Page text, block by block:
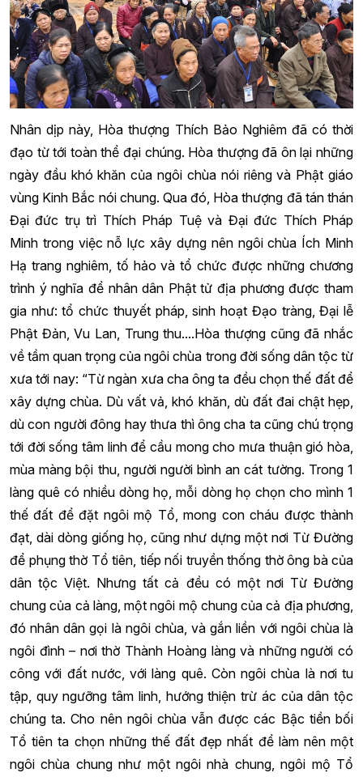
Nhân dịp này, Hòa thượng Thích Bảo Nghiêm đã có thời
đạo từ tới toàn thể đại chúng. Hòa thượng đã ôn lại những
ngày đầu khó khăn của ngôi chùa nói riêng và Phật giáo
vùng Kinh Bắc nói chung. Qua đó, Hòa thượng đã tán thán
Đại đức trụ trì Thích Pháp Tuệ và Đại đức Thích Pháp
Minh trong việc nỗ lực xây dựng nên ngôi chùa Ích Minh
Hạ trang nghiêm, tố hảo và tổ chức được những chương
trình ý nghĩa để nhân dân Phật tử địa phương được tham
gia như: tổ chức thuyết pháp, sinh hoạt Đạo tràng, Đại lễ
Phật Đản, Vu Lan, Trung thu....Hòa thượng cũng đã nhắc
về tầm quan trọng của ngôi chùa trong đời sống dân tộc từ
xưa tới nay: “Từ ngàn xưa cha ông ta đều chọn thế đất để
xây dựng chùa. Dù vất vả, khó khăn, dù đất đai chật hẹp,
dù con người đông hay thưa thì ông cha ta cũng chú trọng
tới đời sống tâm linh để cầu mong cho mưa thuận gió hòa,
mùa màng bội thu, người người bình an cát tường. Trong 1
làng quê có nhiều dòng họ, mỗi dòng họ chọn cho mình 1
thế đất để đặt ngôi mộ Tổ, mong con cháu được thành
đạt, dài dòng giống họ, cũng như dựng một nơi Từ Đường
để phụng thờ Tổ tiên, tiếp nối truyền thống thờ ông bà của
dân tộc Việt. Nhưng tất cả đều có một nơi Từ Đường
chung của cả làng, một ngôi mộ chung của cả địa phương,
đó nhân dân gọi là ngôi chùa, và gắn liền với ngôi chùa là
ngôi đình – nơi thờ Thành Hoàng làng và những người có
công với đất nước, với làng quê. Còn ngôi chùa là nơi tu
tập, quy ngưỡng tâm linh, hướng thiện trừ ác của dân tộc
chúng ta. Cho nên ngôi chùa vẫn được các Bậc tiền bối
Tổ tiên ta chọn những thế đất đẹp nhất để làm nên một
ngôi chùa chung như một ngôi nhà chung, ngôi mộ Tổ